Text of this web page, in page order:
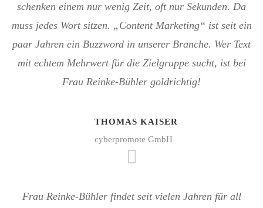
schenken einem nur wenig Zeit, oft nur Sekunden. Da
muss jedes Wort sitzen. „Content Marketing“ ist seit ein
paar Jahren ein Buzzword in unserer Branche. Wer Text
mit echtem Mehrwert für die Zielgruppe sucht, ist bei
Frau Reinke-Bühler goldrichtig!
THOMAS KAISER
cyberpromote GmbH
Frau Reinke-Bühler findet seit vielen Jahren für all